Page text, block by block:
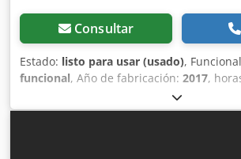
Consultar
Estado: listo para usar (usado),
funcional, Año de fabricación: 2017,
, potencia:
tipo de combustible:diésel, velocidad
, próxima